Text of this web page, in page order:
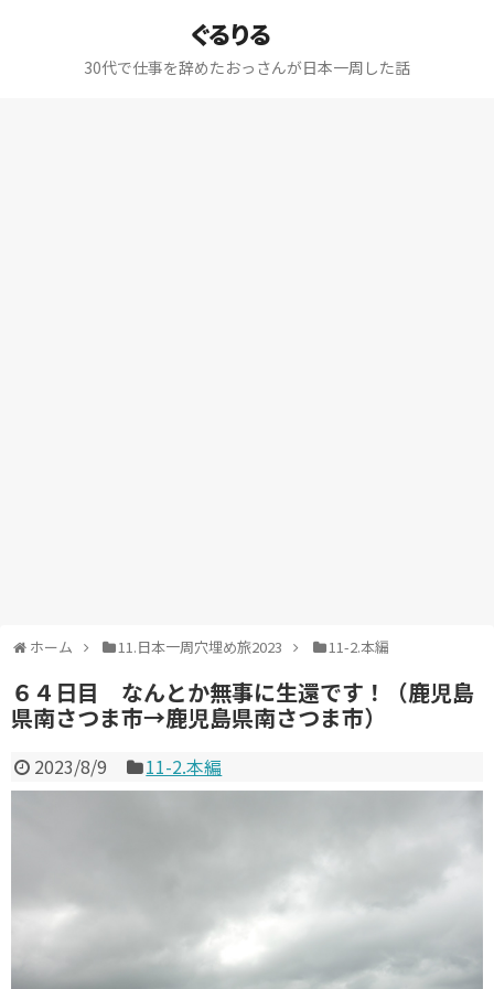
ぐるりる
30代で仕事を辞めたおっさんが日本一周した話
ホーム 11.日本一周穴埋め旅2023 11-2.本編
６４日目 なんとか無事に生還です！（鹿児島
県南さつま市→鹿児島県南さつま市）
2023/8/9 11-2.本編